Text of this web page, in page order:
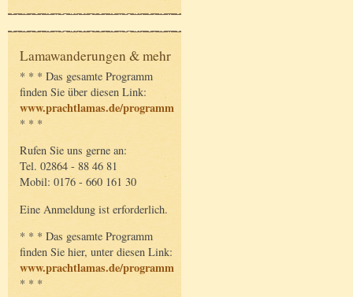
Lamawanderungen & mehr
* * * Das gesamte Programm
finden Sie über diesen Link:
www.prachtlamas.de/programm
* * *
Rufen Sie uns gerne an:
Tel. 02864 - 88 46 81
Mobil: 0176 - 660 161 30
Eine Anmeldung ist erforderlich.
* * * Das gesamte Programm
finden Sie hier, unter diesen Link:
www.prachtlamas.de/programm
* * *